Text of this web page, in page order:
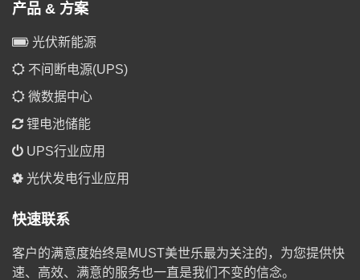
产品 & 方案
光伏新能源
不间断电源(UPS)
微数据中心
锂电池储能
UPS行业应用
光伏发电行业应用
快速联系
客户的满意度始终是MUST美世乐最为关注的，为您提供快
速、高效、满意的服务也一直是我们不变的信念。